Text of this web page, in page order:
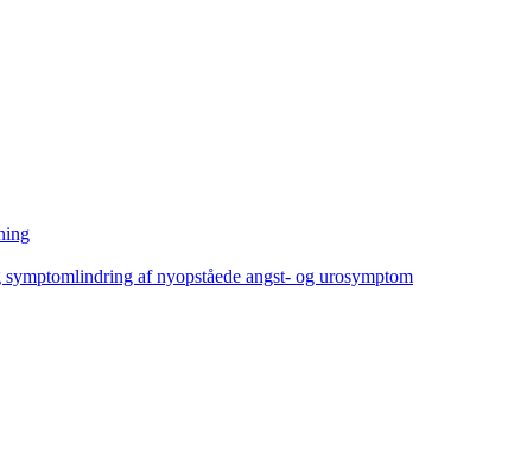
af nyopståede angst- og urosymptom